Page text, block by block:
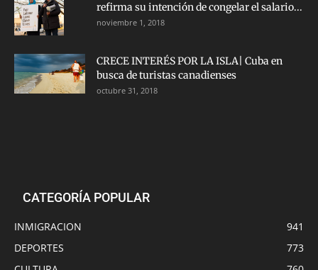
refirma su intención de congelar el salario...
noviembre 1, 2018
CRECE INTERÉS POR LA ISLA| Cuba en
busca de turistas canadienses
octubre 31, 2018
CATEGORÍA POPULAR
INMIGRACION
941
DEPORTES
773